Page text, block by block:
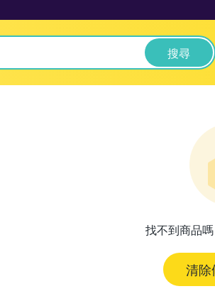
搜尋
找不到商品
清